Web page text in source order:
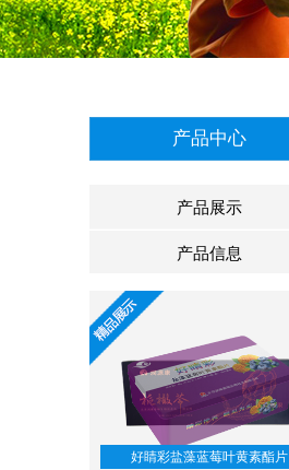
产品中心
产品展示
产品信息
好睛彩盐藻蓝莓叶黄素酯片